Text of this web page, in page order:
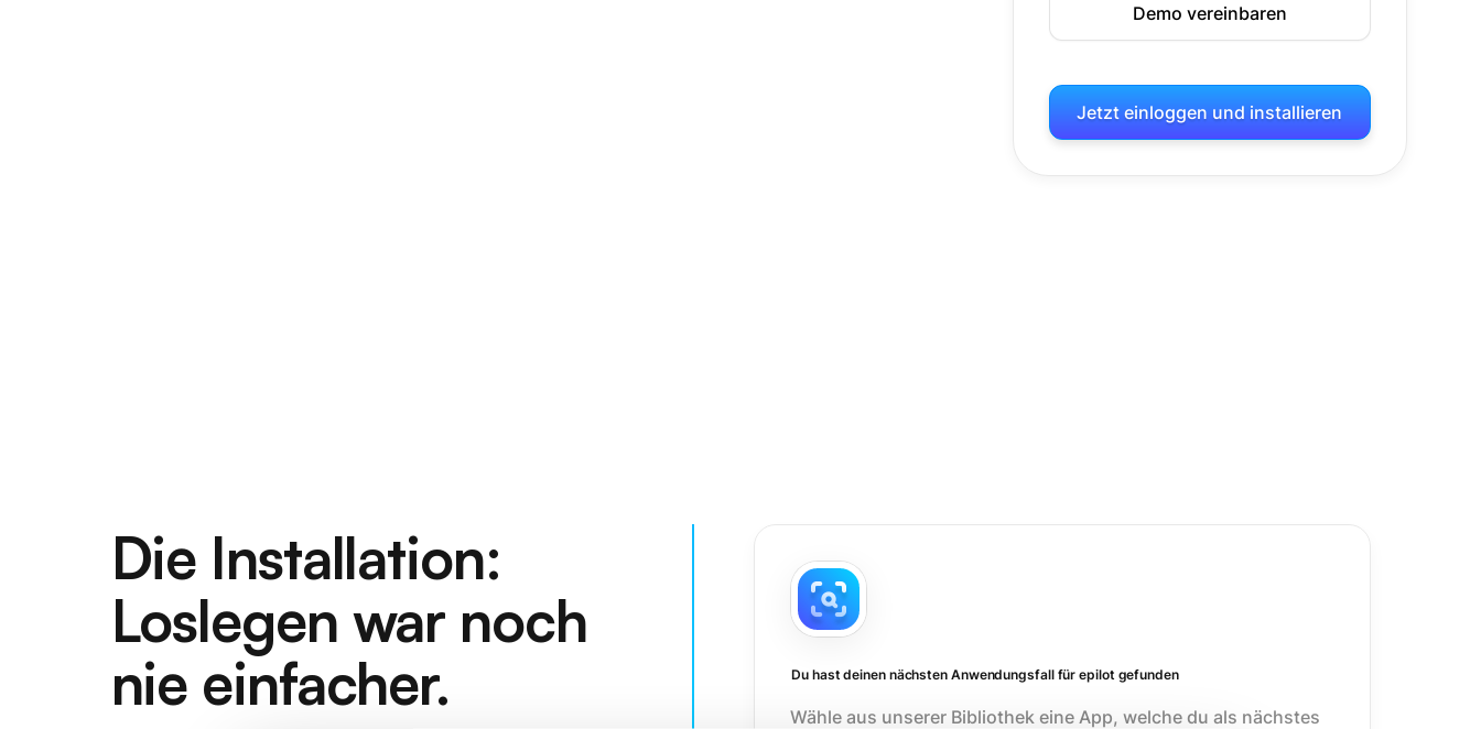
Demo vereinbaren
Jetzt einloggen und installieren
Die Installation:
Loslegen war noch
nie einfacher.
Du hast deinen nächsten Anwendungsfall für epilot gefunden
Wähle aus unserer Bibliothek eine App, welche du als nächstes